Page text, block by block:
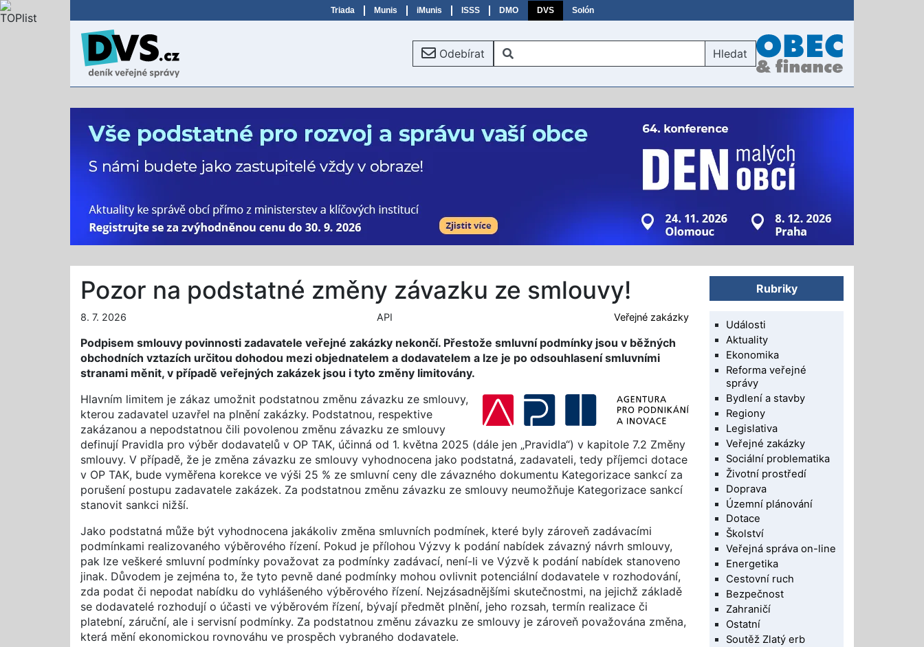
Triada Munis iMunis ISSS DMO DVS Solón
Odebírat Hledat
Pozor na podstatné změny závazku ze smlouvy!
8. 7. 2026 API Veřejné zakázky
Podpisem smlouvy povinnosti zadavatele veřejné zakázky nekončí. Přestože smluvní podmínky jsou v běžných
obchodních vztazích určitou dohodou mezi objednatelem a dodavatelem a lze je po odsouhlasení smluvními
stranami měnit, v případě veřejných zakázek jsou i tyto změny limitovány.
Hlavním limitem je zákaz umožnit podstatnou změnu závazku ze smlouvy,
kterou zadavatel uzavřel na plnění zakázky. Podstatnou, respektive
zakázanou a nepodstatnou čili povolenou změnu závazku ze smlouvy
definují Pravidla pro výběr dodavatelů v OP TAK, účinná od 1. května 2025 (dále jen „Pravidla“) v kapitole 7.2 Změny
smlouvy. V případě, že je změna závazku ze smlouvy vyhodnocena jako podstatná, zadavateli, tedy příjemci dotace
v OP TAK, bude vyměřena korekce ve výši 25 % ze smluvní ceny dle závazného dokumentu Kategorizace sankcí za
porušení postupu zadavatele zakázek. Za podstatnou změnu závazku ze smlouvy neumožňuje Kategorizace sankcí
stanovit sankci nižší.
Jako podstatná může být vyhodnocena jakákoliv změna smluvních podmínek, které byly zároveň zadávacími
podmínkami realizovaného výběrového řízení. Pokud je přílohou Výzvy k podání nabídek závazný návrh smlouvy,
pak lze veškeré smluvní podmínky považovat za podmínky zadávací, není-li ve Výzvě k podání nabídek stanoveno
jinak. Důvodem je zejména to, že tyto pevně dané podmínky mohou ovlivnit potenciální dodavatele v rozhodování,
zda podat či nepodat nabídku do vyhlášeného výběrového řízení. Nejzásadnějšími skutečnostmi, na jejichž základě
se dodavatelé rozhodují o účasti ve výběrovém řízení, bývají předmět plnění, jeho rozsah, termín realizace či
platební, záruční, ale i servisní podmínky. Za podstatnou změnu závazku ze smlouvy je zároveň považována změna,
která mění ekonomickou rovnováhu ve prospěch vybraného dodavatele.
Rubriky
Události
Aktuality
Ekonomika
Reforma veřejné
správy
Bydlení a stavby
Regiony
Legislativa
Veřejné zakázky
Sociální problematika
Životní prostředí
Doprava
Územní plánování
Dotace
Školství
Veřejná správa on-line
Energetika
Cestovní ruch
Bezpečnost
Zahraničí
Ostatní
Soutěž Zlatý erb